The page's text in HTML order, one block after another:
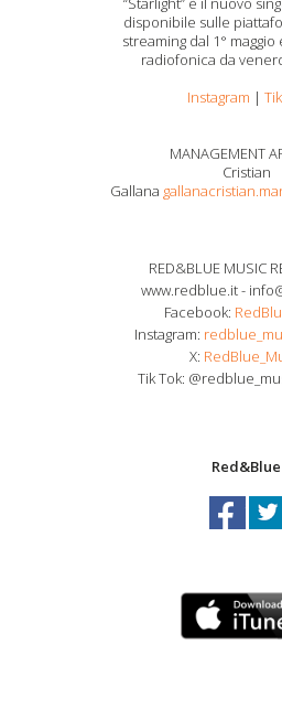
disponibile sulle
streaming dal 1°
radiofonica da
Instagram |
MANAGEMENT
Cristian
Gallana
RED&BLUE MUSIC
www.redblue.it -
Facebook:
Instagram:
X:
Tik Tok:
Red&Blue